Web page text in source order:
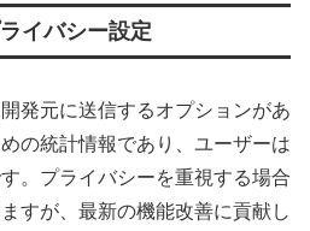
イバシー設定
発元に送信するオプションがあ
の統計情報であり、ユーザーは
。プライバシーを重視する場合
すが、最新の機能改善に貢献し